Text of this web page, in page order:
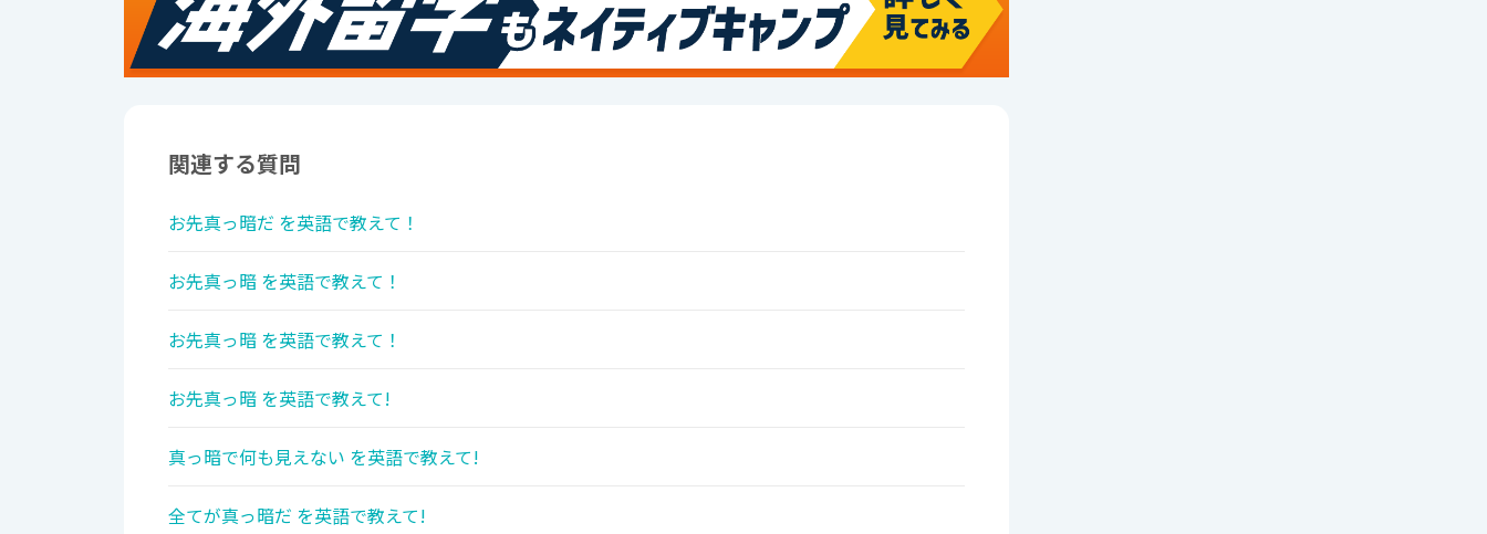
関連する質問
お先真っ暗だ を英語で教えて！
お先真っ暗 を英語で教えて！
お先真っ暗 を英語で教えて！
お先真っ暗 を英語で教えて!
真っ暗で何も見えない を英語で教えて!
全てが真っ暗だ を英語で教えて!